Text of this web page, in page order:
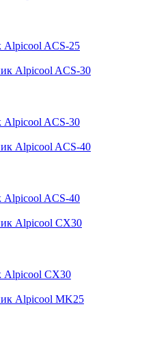
Alpicool ACS-25
Alpicool ACS-30
Alpicool ACS-40
Alpicool CX30